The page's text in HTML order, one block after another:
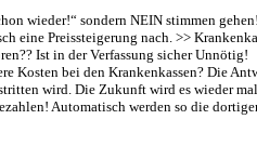
wieder!“ sondern NEIN stimmen
eine Preissteigerung nach. >>
Ist in der Verfassung sicher Unnötig!
Kosten bei den Krankenkassen? Die
wird. Die Zukunft wird es wieder
Automatisch werden so die